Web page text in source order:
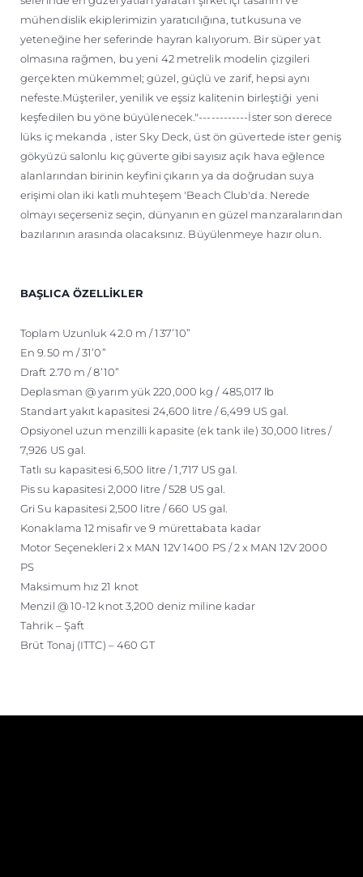
mühendislik ekiplerimizin yaratıcılığına, tutkusuna ve
yeteneğine her seferinde hayran kalıyorum. Bir süper yat
olmasına rağmen, bu yeni 42 metrelik modelin çizgileri
gerçekten mükemmel; güzel, güçlü ve zarif, hepsi aynı
nefeste.Müşteriler, yenilik ve eşsiz kalitenin birleştiği yeni
keşfedilen bu yöne büyülenecek."------------İster son derece
lüks iç mekanda , ister Sky Deck, üst ön güvertede ister geniş
gökyüzü salonlu kıç güverte gibi sayısız açık hava eğlence
alanlarından birinin keyfini çıkarın ya da doğrudan suya
erişimi olan iki katlı muhteşem 'Beach Club'da. Nerede
olmayı seçerseniz seçin, dünyanın en güzel manzaralarından
bazılarının arasında olacaksınız. Büyülenmeye hazır olun.
BAŞLICA ÖZELLİKLER
Toplam Uzunluk 42.0 m / 137’10”
En 9.50 m / 31’0”
Draft 2.70 m / 8’10”
Deplasman @ yarım yük 220,000 kg / 485,017 lb
Standart yakıt kapasitesi 24,600 litre / 6,499 US gal.
Opsiyonel uzun menzilli kapasite (ek tank ile) 30,000 litres /
7,926 US gal.
Tatlı su kapasitesi 6,500 litre / 1,717 US gal.
Pis su kapasitesi 2,000 litre / 528 US gal.
Gri Su kapasitesi 2,500 litre / 660 US gal.
Konaklama 12 misafir ve 9 mürettabata kadar
Motor Seçenekleri 2 x MAN 12V 1400 PS / 2 x MAN 12V 2000
PS
Maksimum hız 21 knot
Menzil @ 10-12 knot 3,200 deniz miline kadar
Tahrik – Şaft
Brüt Tonaj (ITTC) – 460 GT